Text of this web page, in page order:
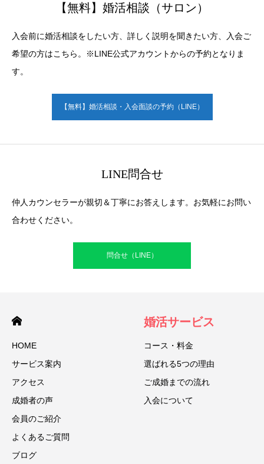
【無料】婚活相談（サロン）
入会前に婚活相談をしたい方、詳しく説明を聞きたい方、入会ご
希望の方はこちら。※LINE公式アカウントからの予約となりま
す。
【無料】婚活相談・入会面談の予約（LINE）
LINE問合せ
仲人カウンセラーが親切＆丁寧にお答えします。お気軽にお問い
合わせください。
問合せ（LINE）
HOME
サービス案内
アクセス
成婚者の声
会員のご紹介
よくあるご質問
ブログ
婚活サービス
コース・料金
選ばれる5つの理由
ご成婚までの流れ
入会について